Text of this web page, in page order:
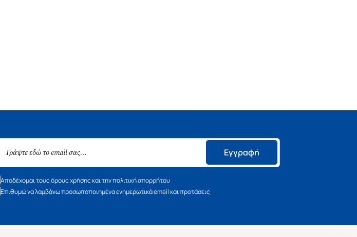
Εγγραφή
Αποδέχομαι τους όρους χρήσης και την πολιτική απορρήτου
Επιθυμώ να λαμβάνω προσωποποιημένα ενημερωτικά email και προτάσεις